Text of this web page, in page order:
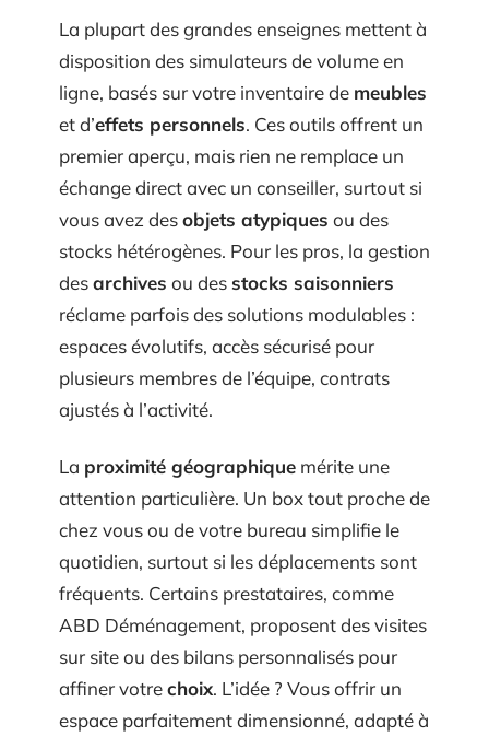
La plupart des grandes enseignes mettent à
disposition des simulateurs de volume en
ligne, basés sur votre inventaire de meubles
et d’effets personnels. Ces outils offrent un
premier aperçu, mais rien ne remplace un
échange direct avec un conseiller, surtout si
vous avez desobjets atypiques ou des
stocks hétérogènes. Pour les pros, la gestion
desarchives ou desstocks saisonniers
réclame parfois des solutions modulables :
espaces évolutifs, accès sécurisé pour
plusieurs membres de l’équipe, contrats
ajustés à l’activité.
La proximité géographique mérite une
attention particulière. Un box tout proche de
chez vous ou de votre bureau simplifie le
quotidien, surtout si les déplacements sont
fréquents. Certains prestataires, comme
ABD Déménagement, proposent des visites
sur site ou des bilans personnalisés pour
affiner votrechoix. L’idée ? Vous offrir un
espace parfaitement dimensionné, adapté à